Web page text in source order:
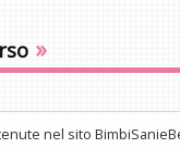
»
nel sito